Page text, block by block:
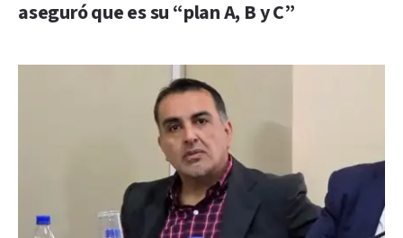
aseguró que es su “plan A, B y C”